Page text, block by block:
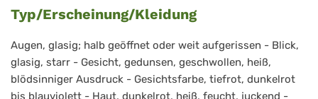
Typ/Erscheinung/Kleidung
Augen, glasig; halb geöffnet oder weit aufgerissen - Blick,
glasig, starr - Gesicht, gedunsen, geschwollen, heiß,
blödsinniger Ausdruck - Gesichtsfarbe, tiefrot, dunkelrot
bis blauviolett - Haut, dunkelrot, heiß, feucht, juckend -